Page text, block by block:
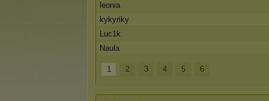
leonia
kykyriky
Luc1k
Naula
1 2 3 4 5 6